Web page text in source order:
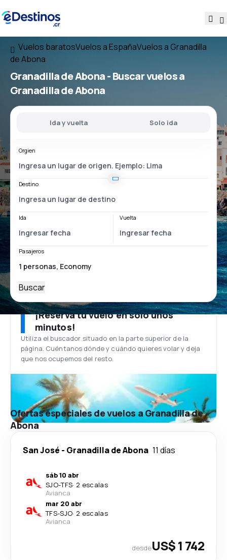
Vuelos baratosVuelos a EspañaVuelos a Granadilla
de Abona
Granadilla de Abona - Buscar vuelos a
Granadilla de Abona
Ida y vuelta Solo ida
Orgien
Destino
Ida Vuelta
Pasajeros
Buscar
¡Reserva tu vuelo en solo unos
minutos!
Utiliza el buscador situado en la parte superior de la
página. Cuéntanos dónde y cuándo quieres volar y deja
que nos ocupemos del resto.
Ofertas especiales de vuelos a Granadilla de
Abona
San José - Granadilla de Abona 11 días
sáb 10 abr
SJO-TFS· 2 escalas
Avianca
mar 20 abr
TFS-SJO· 2 escalas
Avianca
desdeUS$ 1 742